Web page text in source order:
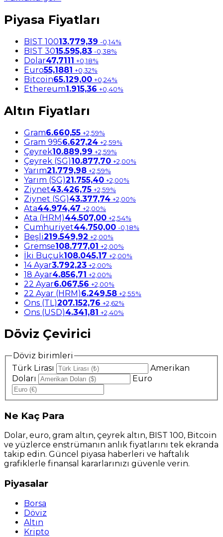
Piyasa Fiyatları
BIST 10013.779,39 -0,14%
BIST 3015.595,83 -0,38%
Dolar47,7111 +0,18%
Euro55,1881 +0,32%
Bitcoin65.129,00 +0,24%
Ethereum1.915,36 +0,40%
Altın Fiyatları
Gram6.660,55 +2,59%
Gram 9956.627,24 +2,59%
Çeyrek10.889,99 +2,59%
Çeyrek (SG)10.877,70 +2,00%
Yarım21.779,98 +2,59%
Yarım (SG)21.755,40 +2,00%
Ziynet43.426,75 +2,59%
Ziynet (SG)43.377,74 +2,00%
Ata44.974,47 +2,00%
Ata (HRM)44.507,00 +2,54%
Cumhuriyet44.750,00 -0,18%
Beşli219.549,92 +2,00%
Gremse108.777,01 +2,00%
İki Buçuk108.045,17 +2,00%
14 Ayar3.792,23 +2,00%
18 Ayar4.856,71 +2,00%
22 Ayar6.067,56 +2,00%
22 Ayar (HRM)6.249,58 +2,55%
Ons (TL)207.152,76 +2,62%
Ons (USD)4.341,81 +2,40%
Döviz Çevirici
Döviz birimleri
Türk Lirası
Amerikan
Doları
Euro
Ne Kaç Para
Dolar, euro, gram altın, çeyrek altın, BIST 100, Bitcoin
ve yüzlerce enstrümanın anlık fiyatlarını tek ekranda
takip edin. Güncel piyasa haberleri ve haftalık
grafiklerle finansal kararlarınızı güvenle verin.
Piyasalar
Borsa
Döviz
Altın
Kripto